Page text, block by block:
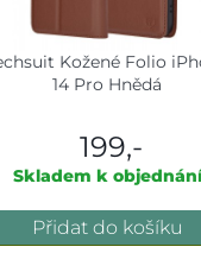
Kožené Folio
14 Pro Hnědá
199,-
Skladem k objednání
Přidat do košíku